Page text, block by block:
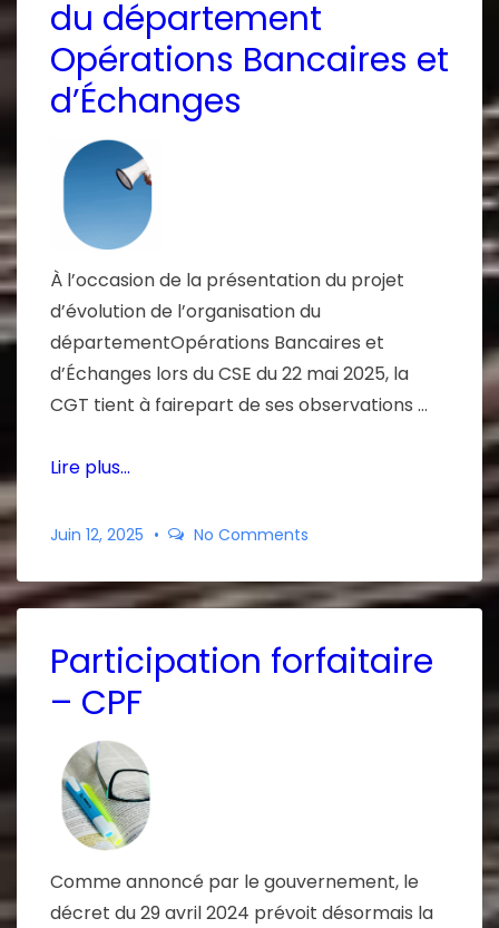
du département
Opérations Bancaires et
d’Échanges
À l’occasion de la présentation du projet
d’évolution de l’organisation du
départementOpérations Bancaires et
d’Échanges lors du CSE du 22 mai 2025, la
CGT tient à fairepart de ses observations …
Lire plus…
Juin 12, 2025 No Comments
Participation forfaitaire
– CPF
Comme annoncé par le gouvernement, le
décret du 29 avril 2024 prévoit désormais la